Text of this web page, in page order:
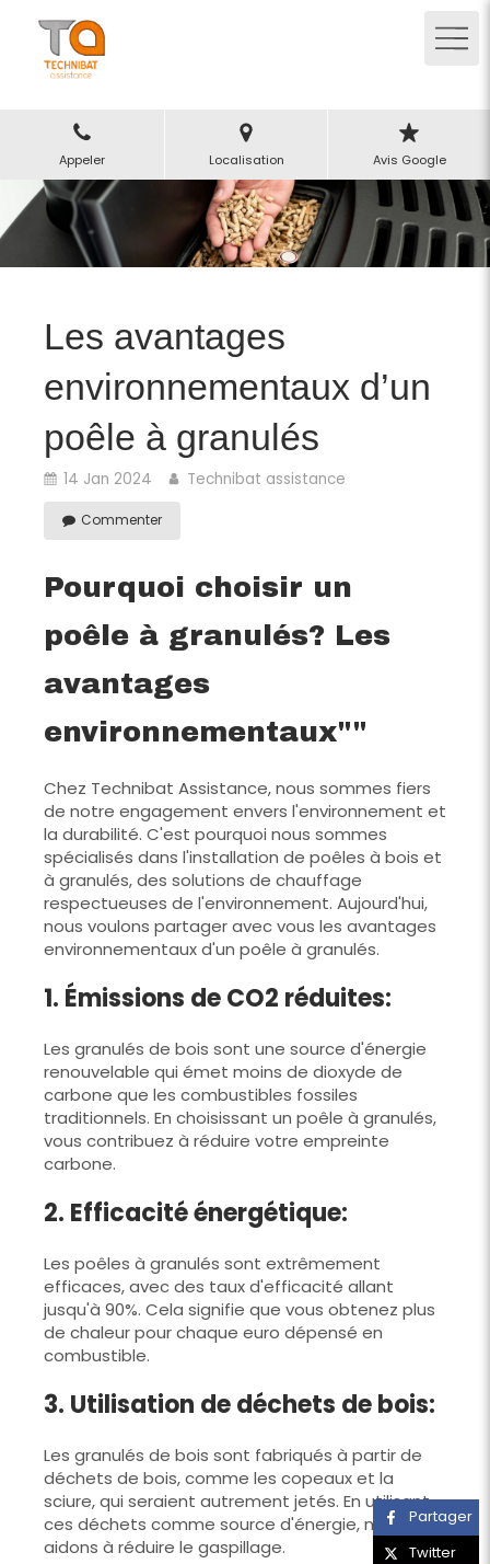
Appeler Localisation Avis Google
Les avantages
environnementaux d’un
poêle à granulés
14 Jan 2024 Technibat assistance
Commenter
Pourquoi choisir un
poêle à granulés? Les
avantages
environnementaux""
Chez Technibat Assistance, nous sommes fiers
de notre engagement envers l'environnement et
la durabilité. C'est pourquoi nous sommes
spécialisés dans l'installation de poêles à bois et
à granulés, des solutions de chauffage
respectueuses de l'environnement. Aujourd'hui,
nous voulons partager avec vous les avantages
environnementaux d'un poêle à granulés.
1. Émissions de CO2 réduites:
Les granulés de bois sont une source d'énergie
renouvelable qui émet moins de dioxyde de
carbone que les combustibles fossiles
traditionnels. En choisissant un poêle à granulés,
vous contribuez à réduire votre empreinte
carbone.
2. Efficacité énergétique:
Les poêles à granulés sont extrêmement
efficaces, avec des taux d'efficacité allant
jusqu'à 90%. Cela signifie que vous obtenez plus
de chaleur pour chaque euro dépensé en
combustible.
3. Utilisation de déchets de bois:
Les granulés de bois sont fabriqués à partir de
déchets de bois, comme les copeaux et la
sciure, qui seraient autrement jetés. En utilisant
ces déchets comme source d'énergie, nous
aidons à réduire le gaspillage.
Partager
Twitter